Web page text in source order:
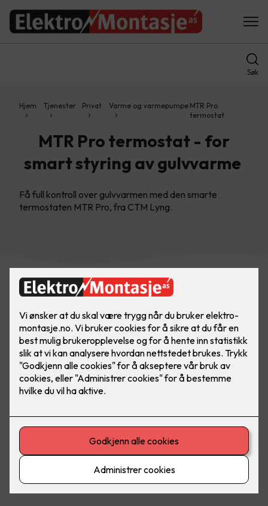
Søk
Hjem Tjenester Privat Varme og varmepumpe MTR Pro
termostat
MTR Pro termostat - for
smart styring av gulvvarme
Få full kontroll over gulvvarmen med den smarte
termostaten MTR Pro, fra CTM Lyng.
Hva er MTR Pro?